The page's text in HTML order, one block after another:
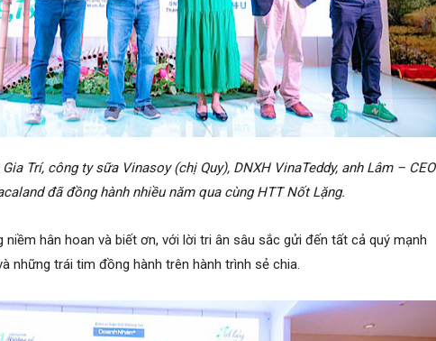
Trí, công ty sữa Vinasoy (chị Quy), DNXH VinaTeddy, anh Lâm – CEO
đã đồng hành nhiều năm qua cùng HTT Nốt Lặng.
niềm hân hoan và biết ơn, với lời tri ân sâu sắc gửi đến tất cả quý mạnh
những trái tim đồng hành trên hành trình sẻ chia.